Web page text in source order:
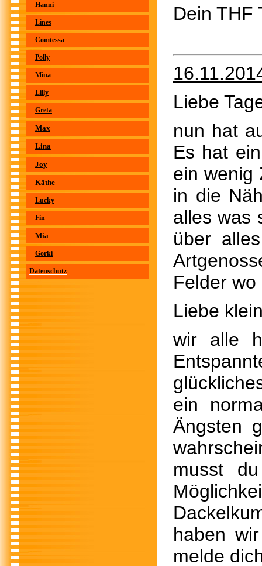
Hanni
Lines
Comtessa
Polly
Mina
Lilly
Greta
Max
Lina
Joy
Käthe
Lucky
Fin
Mia
Gorki
Datenschutz
Dein THF
Liebe
nun hat
Es hat
ein wenig
in die
alles was
über
Felder
Liebe
wir alle
ein
Ängsten
musst
haben
melde